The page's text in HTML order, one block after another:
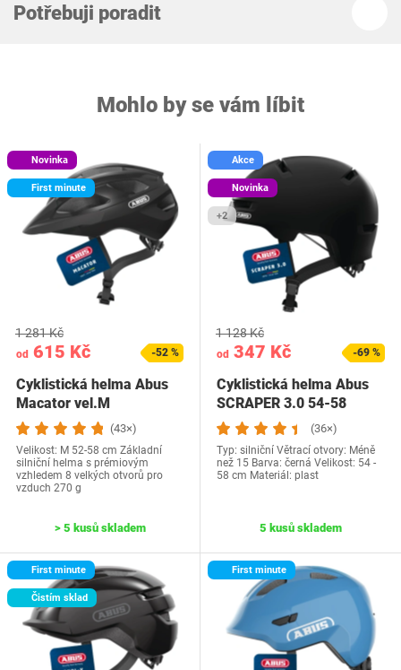
Potřebuji poradit
Mohlo by se vám líbit
Novinka
First minute
od 615 Kč
1 281 Kč
-52 %
Cyklistická helma Abus
Macator vel.M
(43×)
Velikost: M 52-58 cm Základní
silniční helma s prémiovým
vzhledem 8 velkých otvorů pro
vzduch 270 g
> 5 kusů skladem
Akce
Novinka
+2
od 347 Kč
1 128 Kč
-69 %
Cyklistická helma Abus
SCRAPER 3.0 54-58
(36×)
Typ: silniční Větrací otvory: Méně
než 15 Barva: černá Velikost: 54 -
58 cm Materiál: plast
5 kusů skladem
First minute
Čistím sklad
First minute